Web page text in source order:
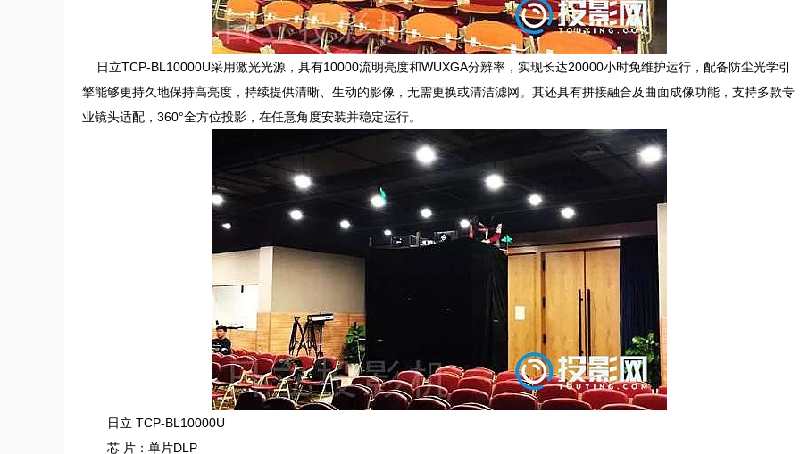
日立TCP-BL10000U采用激光光源，具有10000流明亮度和WUXGA分辨率，实现长达20000小时免维护运行，配备防尘光学引
擎能够更持久地保持高亮度，持续提供清晰、生动的影像，无需更换或清洁滤网。其还具有拼接融合及曲面成像功能，支持多款专
业镜头适配，360°全方位投影，在任意角度安装并稳定运行。
日立 TCP-BL10000U
芯 片：单片DLP